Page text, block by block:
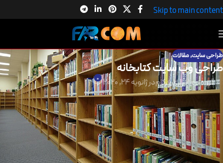
Skip to main content
طراحی سایت,مقالات
طراحی وب سایت کتابخانه
گروه نرم افزاری فرکامدر ژانویه 24, 2020 0
طراحی وب سایت کتابخانه
در گذشته وقتی کتابی را جهت مطالعه نیاز داشتیم می بایست به کتابخانه
میرفتیم و کتاب مورد نظر خود را امانت می گرفتیم و در بازه مقرر عودت می
دادیم .